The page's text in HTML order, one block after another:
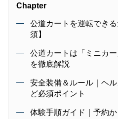
Chapter
公道カートを運転でき
須】
公道カートは「ミニカ
を徹底解説
安全装備＆ルール｜ヘ
ど必須ポイント
体験手順ガイド｜予約